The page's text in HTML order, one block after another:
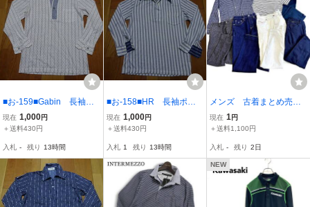
■お-159■Gabin 長袖ポ
ロシャツ サイズＭ
現在 1,000円
＋送料430円
入札 - 残り 13時間
■お-158■HR 長袖ポロ
シャツ サイズＭ
現在 1,000円
＋送料430円
入札 1 残り 13時間
メンズ 古着まとめ売
り 7点セット トップ
ス ボトムス ブランド
テージ
現在 1円
＋送料1,100円
入札 - 残り 2日
NEW